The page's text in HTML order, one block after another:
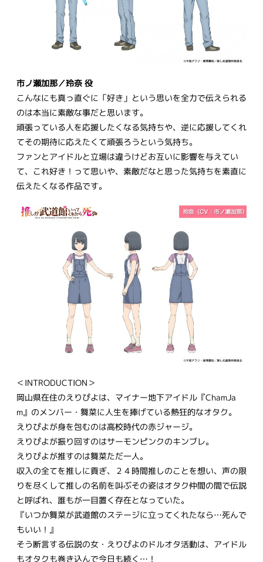
市ノ瀬加那／玲奈 役
こんなにも真っ直ぐに「好き」という思いを全力で伝えられる
のは本当に素敵な事だと思います。
頑張っている人を応援したくなる気持ちや、逆に応援してくれ
てその期待に応えたくて頑張ろうという気持ち。
ファンとアイドルと立場は違うけどお互いに影響を与えてい
て、これ好き！って思いや、素敵だなと思った気持ちを素直に
伝えたくなる作品です。
＜INTRODUCTION＞
岡山県在住のえりぴよは、マイナー地下アイドル『ChamJa
m』のメンバー・舞菜に人生を捧げている熱狂的なオタク。
えりぴよが身を包むのは高校時代の赤ジャージ。
えりぴよが振り回すのはサーモンピンクのキンブレ。
えりぴよが推すのは舞菜ただ一人。
収入の全てを推しに貢ぎ、２４時間推しのことを想い、声の限
りを尽くして推しの名前を叫ぶその姿はオタク仲間の間で伝説
と呼ばれ、誰もが一目置く存在となっていた。
『いつか舞菜が武道館のステージに立ってくれたなら…死んで
もいい！』
そう断言する伝説の女・えりぴよのドルオタ活動は、アイドル
もオタクも巻き込んで今日も続く…！